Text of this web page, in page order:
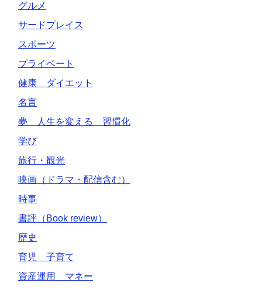
グルメ
サードプレイス
スポーツ
プライベート
健康 ダイエット
名言
夢 人生を変える 習慣化
学び
旅行・観光
映画（ドラマ・配信含む）
時事
書評（Book review）
歴史
育児 子育て
資産運用 マネー